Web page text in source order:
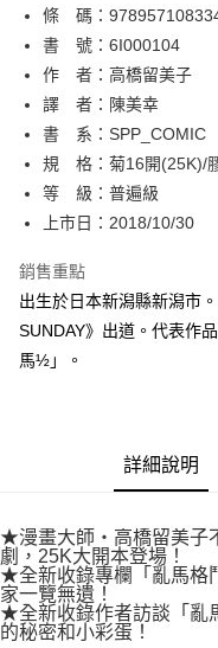
【關於「AFTEE先享後付」】
AFTEE先享後付是「在收到
便利好安心！
１．簡單：不需註冊會員、不
２．便利：只要手機號碼，簡
３．安心：先確認商品／服務
【「AFTEE先享後付」結帳流
１．於結帳方式選擇「
結帳頁面，進行簡訊認證並
２．訂單成立數日內，您將收
ATM／網路銀行／等多元方式
※ 請注意：結帳手續完成當下
購買商品的店家。未經商家
後付繳納相關費用。
※ 交易是否成功請以「
１．透過由恩沛科技股份有
易，需依本服務之必要範圍
２．關於個人資料處理事宜，
https://aftee.tw/terms/#terms3
３．未成年的使用者請事先徵
「AFTEE先享後付」，若未
任。
４．使用「AFTEE先享後付
ATM付款
運送方式
全家取貨付款
每筆NT$80，滿NT$500(
付款後全家取貨
每筆NT$80，滿NT$500(
付款後萊爾富取貨
每筆NT$80，滿NT$500(
每筆NT$80，滿NT$500(
宅配
每筆NT$100，滿NT$800(
條 碼：
書 號：6I000104
作 者：高橋留美子
譯 者：陳美幸
書 系：SPP_COMIC
規 格：菊16開(25K)/
等 級：普遍級
上市日：2018/10/30
銷售重點
出生於日本新潟縣新潟市
SUNDAY》出道。代表作
馬½」。
詳細說明
★漫畫大師‧高橋留美子
劇，25K大開本登場！
★全新收錄專欄「亂馬格
家一覽無遺！
★全新收錄作者訪談「亂
的秘密和小彩蛋！